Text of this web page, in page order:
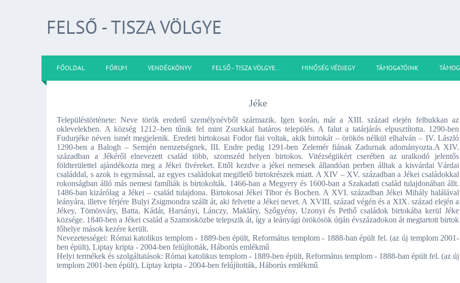
FELSŐ - TISZA VÖLGYE
FŐOLDAL FÓRUM VENDÉGKÖNYV FELSŐ - TISZA VÖLGYE... MINŐSÉG VÉDJEGY TÁMOGATÓINK
Jéke
Településtörténete: Neve török eredetű személynévből származik. Igen korán, már a XIII. század elején felbukkan az
oklevelekben. A község 1212–ben tűnik fel mint Zsurkkal határos település. A falut a tatárjárás elpusztította. 1290-ben
Fudurjéke néven ismét megjelenik. Eredeti birtokosai Fodor fiai voltak, akik birtokát – örökös nélkül elhalván – IV. László
1290-ben a Balogh – Semjén nemzetségnek, III. Endre pedig 1291-ben Zelemér fiának Zadurnak adományozta.A XIV.
században a Jékéről elnevezett család több, szomszéd helyen birtokos. Vitézségükért cserében az uralkodó jelentős
földterülettel ajándékozta meg a Jékei fivéreket. Ettől kezdve a jékei nemesek állandóan perben álltak a kisvárdai Várdai
családdal, s azok is egymással, az egyes családokat megillető birtokrészek miatt. A XIV – XV. században a Jékei családokkal
rokonságban álló más nemesi famíliák is birtokolták. 1466-ban a Megyery és 1600-ban a Szakadati család tulajdonában állt.
1486-ban kizárólag a Jékei – család tulajdona. Birtokosai Jékei Tibor és Bochen. A XVI. században Jékei Mihály halálával
leányára, illetve férjére Bulyi Zsigmondra szállt át, aki felvette a Jékei nevet. A XVIII. század végén és a XIX. század elején a
Jékey, Tömösváry, Batta, Kádár, Harsányi, Lánczy, Makláry, Szőgyény, Uzonyi és Pethő családok birtokába kerül Jéke
községe. 1840-ben a Jékei család a Szamosközbe telepszik át, így a leányági örökösök útján évszázadokon át megtartott birtok
főhelye mások kezére került.
Nevezetességei: Római katolikus templom - 1889-ben épült, Református templom - 1888-ban épült fel. (az új templom 2001-
ben épült), Liptay kripta - 2004-ben felújították, Háborús emlékmű
Helyi termékek és szolgáltatások: Római katolikus templom - 1889-ben épült, Református templom - 1888-ban épült fel. (az új
templom 2001-ben épült), Liptay kripta - 2004-ben felújították, Háborús emlékmű